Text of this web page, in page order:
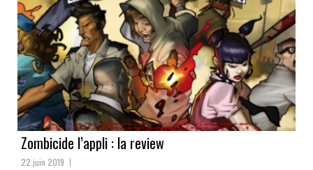
Zombicide l’appli : la review
22 juin 2019